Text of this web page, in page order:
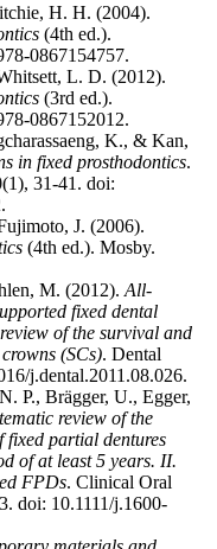
H. H. (2004).
(4th ed.).
0867154757.
L. D. (2012).
(3rd ed.).
0867152012.
K., & Kan,
in fixed prosthodontics.
31-41. doi:
J. (2006).
(4th ed.). Mosby.
M. (2012).All-
fixed dental
of the survival and
(SCs). Dental
j.dental.2011.08.026.
P., Brägger, U., Egger,
review of the
fixed partial dentures
of at least 5 years. II.
FPDs. Clinical Oral
doi: 10.1111/j.1600-